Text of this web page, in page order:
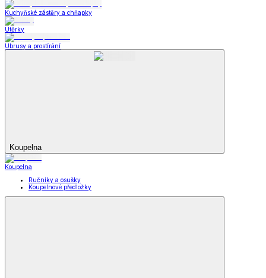
Kuchyňské zástěry a chňapky
Utěrky
Ubrusy a prostírání
Koupelna
Koupelna
Ručníky a osušky
Koupelnové předložky